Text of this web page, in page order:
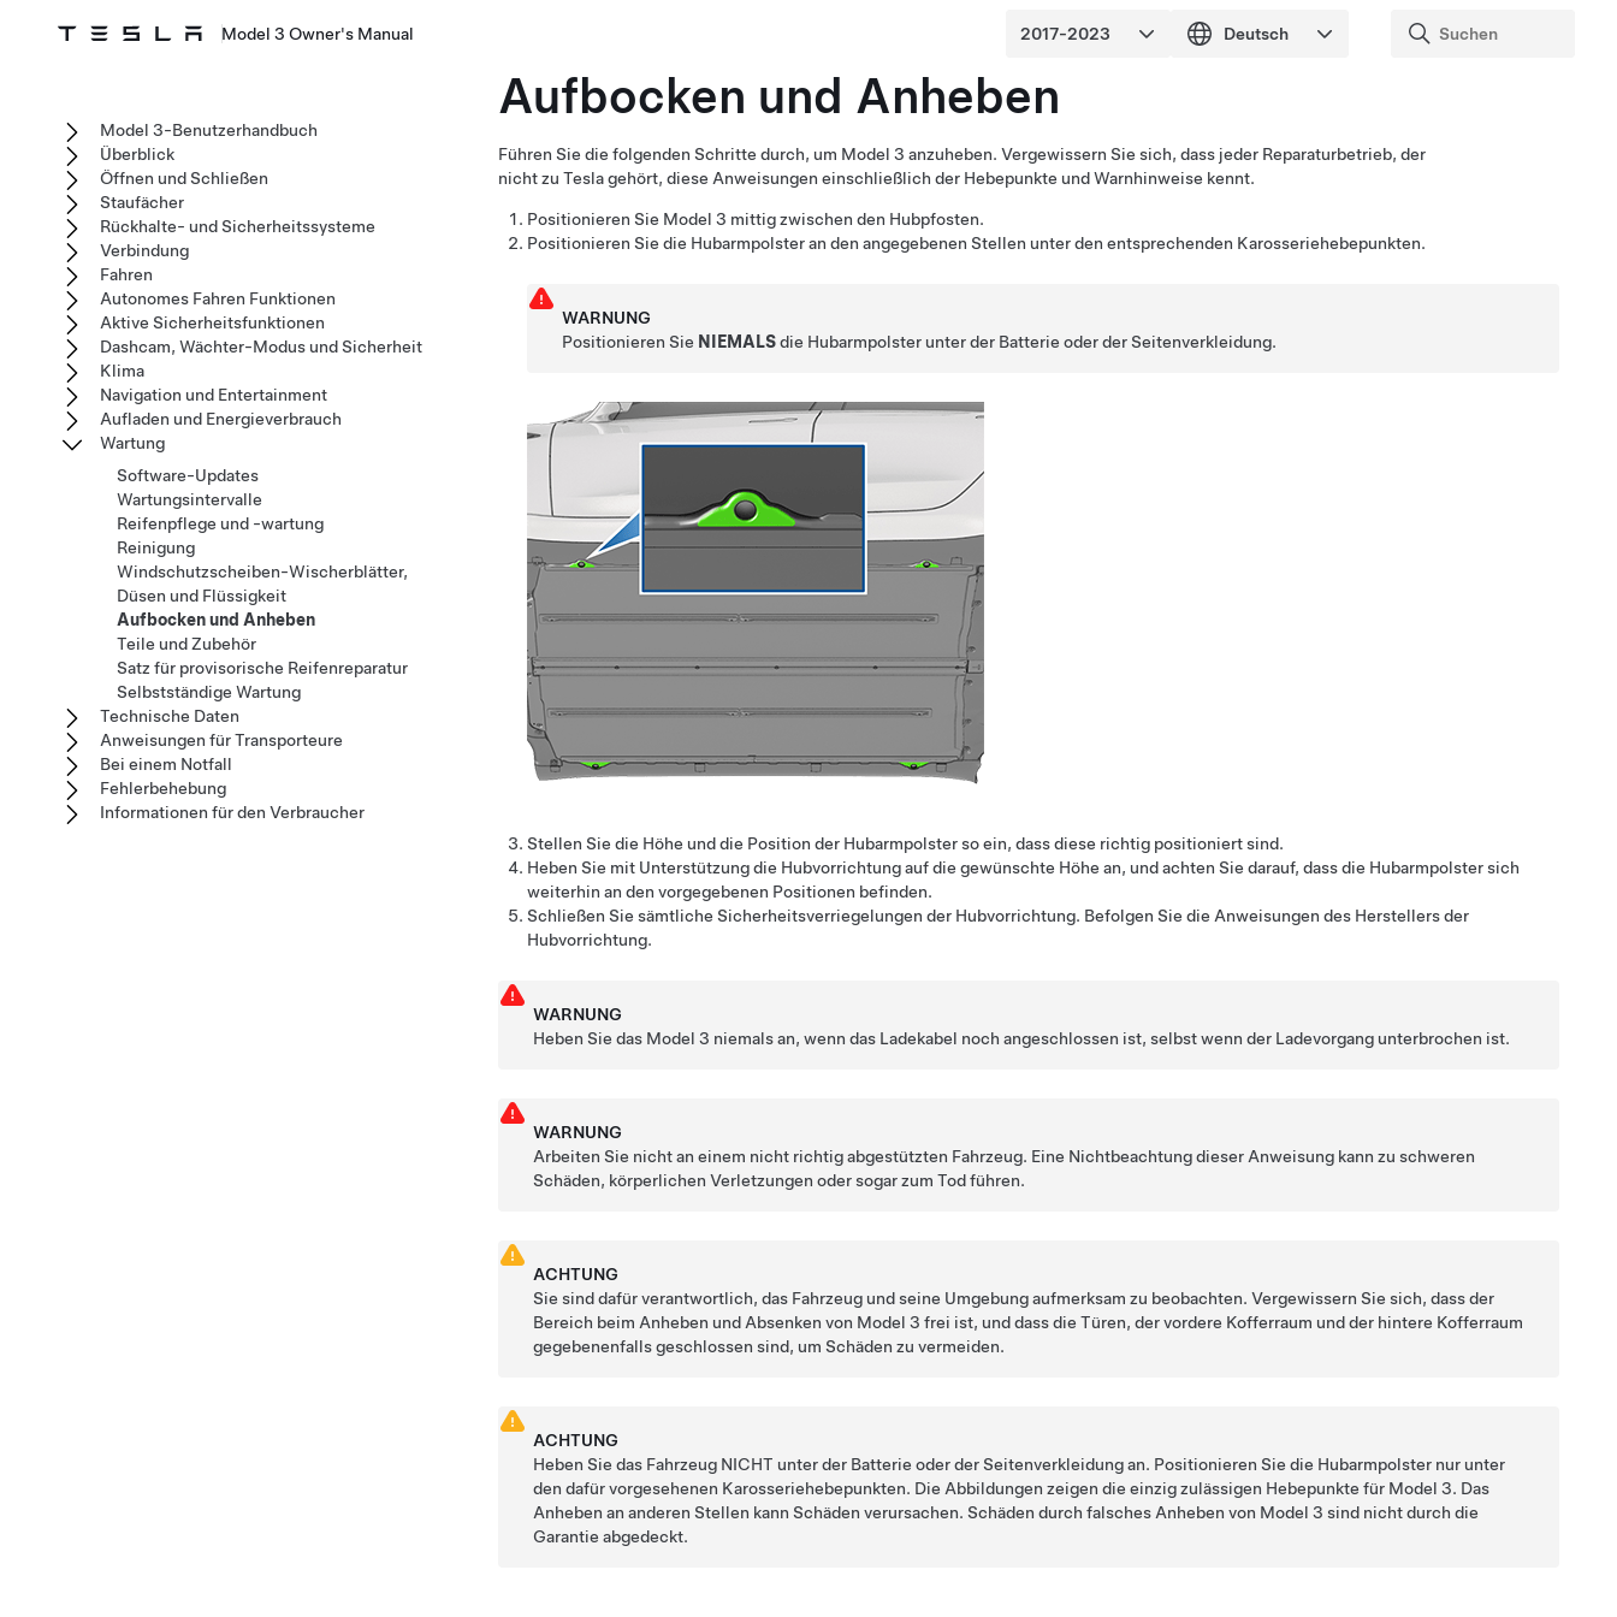
Model 3 Owner's Manual
Aufbocken und Anheben
Führen Sie die folgenden Schritte durch, um Model 3 anzuheben. Vergewissern Sie sich, dass jeder Reparaturbetrieb, der
nicht zu Tesla gehört, diese Anweisungen einschließlich der Hebepunkte und Warnhinweise kennt.
Positionieren Sie Model 3 mittig zwischen den Hubpfosten.
Positionieren Sie die Hubarmpolster an den angegebenen Stellen unter den entsprechenden Karosseriehebepunkten.
WARNUNG
Positionieren Sie NIEMALSdie Hubarmpolster unter der Batterie oder der Seitenverkleidung.
Stellen Sie die Höhe und die Position der Hubarmpolster so ein, dass diese richtig positioniert sind.
Heben Sie mit Unterstützung die Hubvorrichtung auf die gewünschte Höhe an, und achten Sie darauf, dass die Hubarmpolster sich
weiterhin an den vorgegebenen Positionen befinden.
Schließen Sie sämtliche Sicherheitsverriegelungen der Hubvorrichtung. Befolgen Sie die Anweisungen des Herstellers der
Hubvorrichtung.
WARNUNG
Heben Sie das Model 3 niemals an, wenn das Ladekabel noch angeschlossen ist, selbst wenn der Ladevorgang unterbrochen ist.
WARNUNG
Arbeiten Sie nicht an einem nicht richtig abgestützten Fahrzeug. Eine Nichtbeachtung dieser Anweisung kann zu schweren
Schäden, körperlichen Verletzungen oder sogar zum Tod führen.
ACHTUNG
Sie sind dafür verantwortlich, das Fahrzeug und seine Umgebung aufmerksam zu beobachten. Vergewissern Sie sich, dass der
Bereich beim Anheben und Absenken von Model 3 frei ist, und dass die Türen, der vordere Kofferraum undder hintere Kofferraum
gegebenenfalls geschlossen sind, um Schäden zu vermeiden.
ACHTUNG
Heben Sie das Fahrzeug NICHT unter der Batterie oder der Seitenverkleidung an. Positionieren Sie die Hubarmpolster nur unter
den dafür vorgesehenen Karosseriehebepunkten. Die Abbildungen zeigen die einzig zulässigen Hebepunkte für Model 3. Das
Anheben an anderen Stellen kann Schäden verursachen. Schäden durch falsches Anheben von Model 3 sind nicht durch die
Garantie abgedeckt.
Model 3-Benutzerhandbuch
Überblick
Öffnen und Schließen
Staufächer
Rückhalte- und Sicherheitssysteme
Verbindung
Fahren
Autonomes Fahren Funktionen
Aktive Sicherheitsfunktionen
Dashcam, Wächter-Modus und Sicherheit
Klima
Navigation und Entertainment
Aufladen und Energieverbrauch
Wartung
Software-Updates
Wartungsintervalle
Reifenpflege und -wartung
Reinigung
Windschutzscheiben-Wischerblätter,
Düsen und Flüssigkeit
Aufbocken und Anheben
Teile und Zubehör
Satz für provisorische Reifenreparatur
Selbstständige Wartung
Technische Daten
Anweisungen für Transporteure
Bei einem Notfall
Fehlerbehebung
Informationen für den Verbraucher